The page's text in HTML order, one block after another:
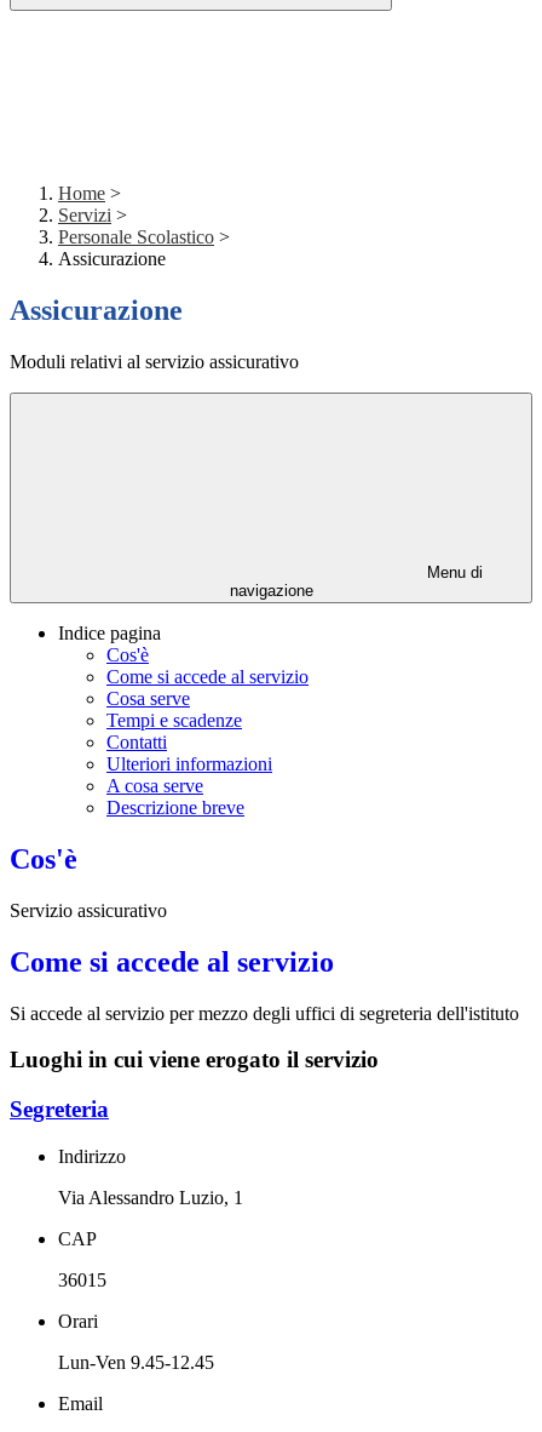
Home >
Servizi >
Personale Scolastico >
Assicurazione
Assicurazione
Moduli relativi al servizio assicurativo
Menu di
navigazione
Indice pagina
Cos'è
Come si accede al servizio
Cosa serve
Tempi e scadenze
Contatti
Ulteriori informazioni
A cosa serve
Descrizione breve
Cos'è
Servizio assicurativo
Come si accede al servizio
Si accede al servizio per mezzo degli uffici di segreteria dell'istituto
Luoghi in cui viene erogato il servizio
Segreteria
Indirizzo
Via Alessandro Luzio, 1
CAP
36015
Orari
Lun-Ven 9.45-12.45
Email